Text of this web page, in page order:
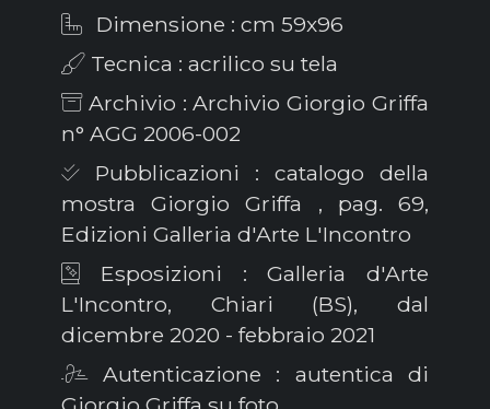
Dimensione : cm 59x96
Tecnica : acrilico su tela
Archivio : Archivio Giorgio Griffa
n° AGG 2006-002
Pubblicazioni : catalogo della
mostra Giorgio Griffa , pag. 69,
Edizioni Galleria d'Arte L'Incontro
Esposizioni : Galleria d'Arte
L'Incontro, Chiari (BS), dal
dicembre 2020 - febbraio 2021
Autenticazione : autentica di